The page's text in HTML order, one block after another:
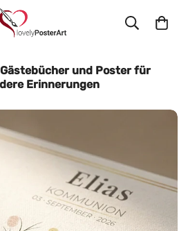
und Poster für
Erinnerungen